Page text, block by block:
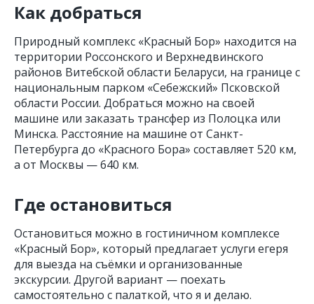
Как добраться
Природный комплекс «Красный Бор» находится на
территории Россонского и Верхнедвинского
районов Витебской области Беларуси, на границе с
национальным парком «Себежский» Псковской
области России. Добраться можно на своей
машине или заказать трансфер из Полоцка или
Минска. Расстояние на машине от Санкт-
Петербурга до «Красного Бора» составляет 520 км,
а от Москвы — 640 км.
Где остановиться
Остановиться можно в гостиничном комплексе
«Красный Бор», который предлагает услуги егеря
для выезда на съёмки и организованные
экскурсии. Другой вариант — поехать
самостоятельно с палаткой, что я и делаю.